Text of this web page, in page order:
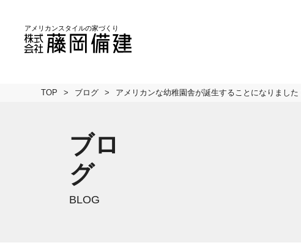
TOP ブログ アメリカンな幼稚園舎が誕生することになりました
ブロ
グ
BLOG